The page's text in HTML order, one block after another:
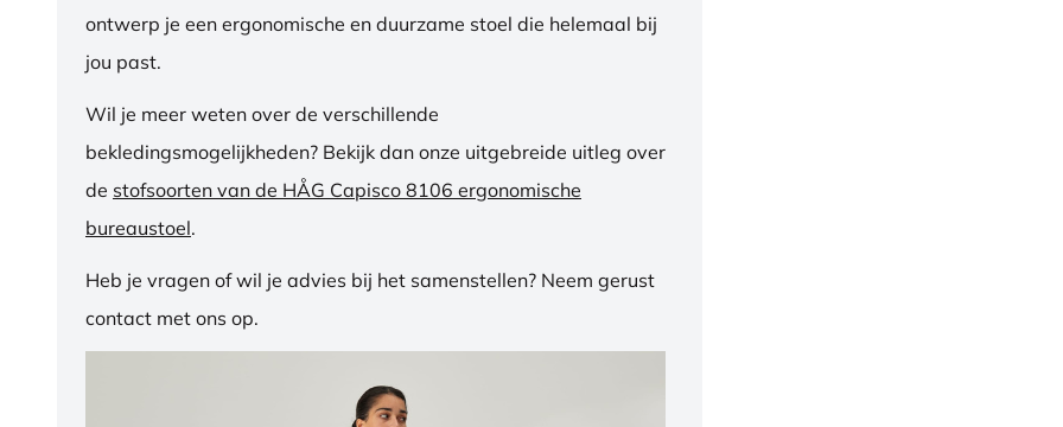
ontwerp je een ergonomische en duurzame stoel die helemaal bij
jou past.
Wil je meer weten over de verschillende
bekledingsmogelijkheden? Bekijk dan onze uitgebreide uitleg over
de stofsoorten van de HÅG Capisco 8106 ergonomische
bureaustoel.
Heb je vragen of wil je advies bij het samenstellen? Neem gerust
contact met ons op.